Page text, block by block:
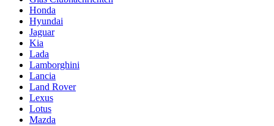
Honda
Hyundai
Jaguar
Kia
Lada
Lamborghini
Lancia
Land Rover
Lexus
Lotus
Mazda